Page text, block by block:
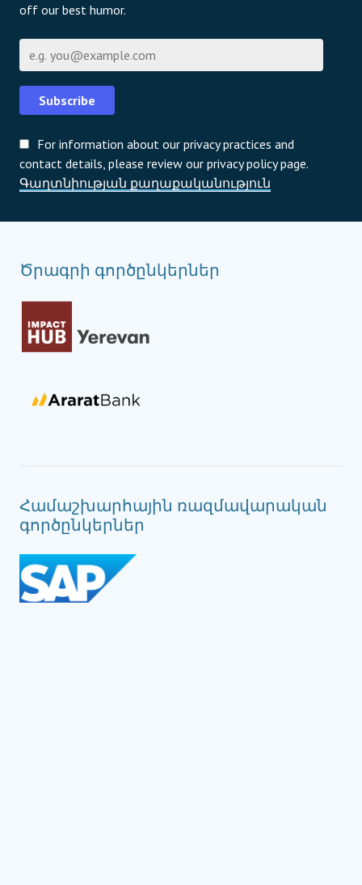
off our best humor.
Էլ-փոստի հասցե
Subscribe
For information about our privacy practices and
contact details, please review our privacy policy page.
Գաղտնիության քաղաքականություն
Ծրագրի գործընկերներ
Համաշխարհային ռազմավարական
գործընկերներ